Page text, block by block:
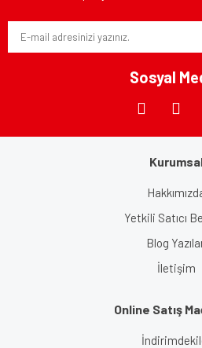
Sosyal
Yetkili Satıcı
Blog
İletişim
Online Satış